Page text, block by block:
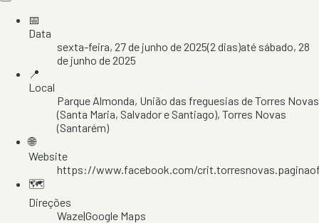
📅
Data
sexta-feira, 27 de junho de 2025(2 dias)até sábado, 28
de junho de 2025
📍
Local
Parque Almonda, União das freguesias de Torres Novas
(Santa Maria, Salvador e Santiago), Torres Novas
(Santarém)
🌐
Website
https://www.facebook.com/
🗺️
Direções
Waze|Google Maps